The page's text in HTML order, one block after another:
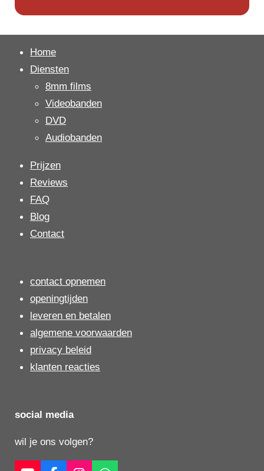
Home
Diensten
8mm films
Videobanden
DVD
Audiobanden
Prijzen
Reviews
FAQ
Blog
Contact
contact opnemen
openingtijden
leveren en betalen
algemene voorwaarden
privacy beleid
klanten reacties
social media
wil je ons volgen?